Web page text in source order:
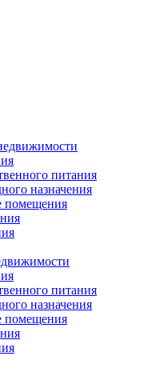
питания
назначения
помещения
питания
назначения
помещения